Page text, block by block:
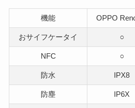
機能 OPPO
おサイフケータイ ○
NFC ○
防水 IPX8
防塵 IP6X